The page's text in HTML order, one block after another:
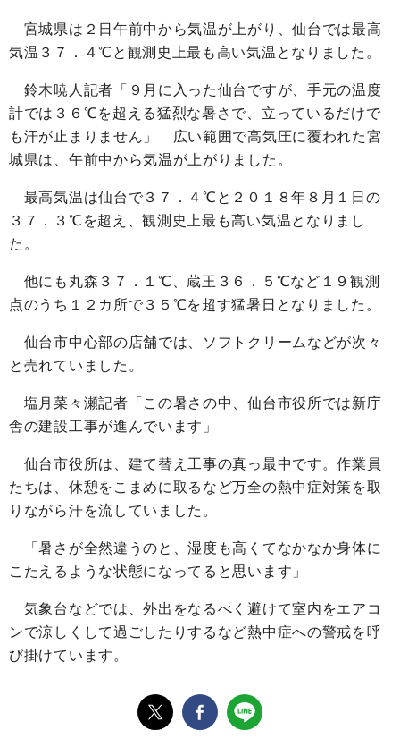
宮城県は２日午前中から気温が上がり、仙台では最高
気温３７．４℃と観測史上最も高い気温となりました。
鈴木暁人記者「９月に入った仙台ですが、手元の温度
計では３６℃を超える猛烈な暑さで、立っているだけで
も汗が止まりません」 広い範囲で高気圧に覆われた宮
城県は、午前中から気温が上がりました。
最高気温は仙台で３７．４℃と２０１８年８月１日の
３７．３℃を超え、観測史上最も高い気温となりまし
た。
他にも丸森３７．１℃、蔵王３６．５℃など１９観測
点のうち１２カ所で３５℃を超す猛暑日となりました。
仙台市中心部の店舗では、ソフトクリームなどが次々
と売れていました。
塩月菜々瀬記者「この暑さの中、仙台市役所では新庁
舎の建設工事が進んでいます」
仙台市役所は、建て替え工事の真っ最中です。作業員
たちは、休憩をこまめに取るなど万全の熱中症対策を取
りながら汗を流していました。
「暑さが全然違うのと、湿度も高くてなかなか身体に
こたえるような状態になってると思います」
気象台などでは、外出をなるべく避けて室内をエアコ
ンで涼しくして過ごしたりするなど熱中症への警戒を呼
び掛けています。